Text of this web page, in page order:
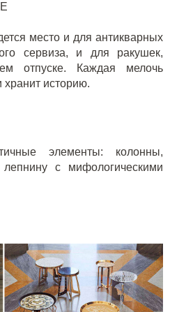
место и для антикварных
сервиза, и для ракушек,
отпуске. Каждая мелочь
историю.
элементы: колонны,
с мифологическими